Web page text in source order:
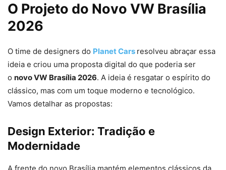
O Projeto do Novo VW Brasília
2026
O time de designers do Planet Cars resolveu abraçar essa
ideia e criou uma proposta digital do que poderia ser
o novo VW Brasília 2026. A ideia é resgatar o espírito do
clássico, mas com um toque moderno e tecnológico.
Vamos detalhar as propostas:
Design Exterior: Tradição e
Modernidade